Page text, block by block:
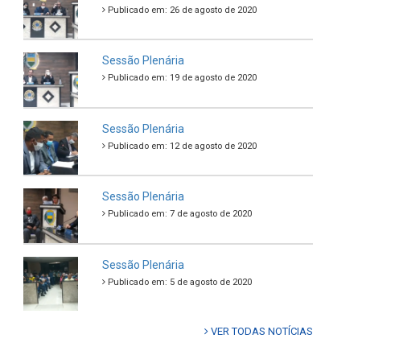
Publicado em: 26 de agosto de 2020
Sessão Plenária
Publicado em: 19 de agosto de 2020
Sessão Plenária
Publicado em: 12 de agosto de 2020
Sessão Plenária
Publicado em: 7 de agosto de 2020
Sessão Plenária
Publicado em: 5 de agosto de 2020
VER TODAS NOTÍCIAS